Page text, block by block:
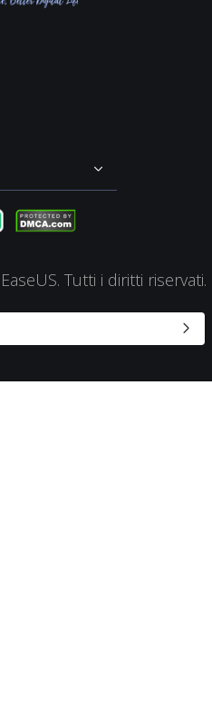
 
EaseUS. Tutti i diritti riservati.
